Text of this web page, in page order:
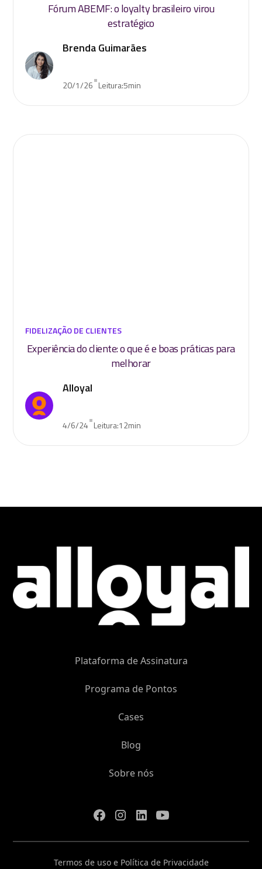
Fórum ABEMF: o loyalty brasileiro virou
estratégico
Brenda Guimarães
20/1/26•Leitura:5min
FIDELIZAÇÃO DE CLIENTES
Experiência do cliente: o que é e boas práticas para
melhorar
Alloyal
4/6/24•Leitura:12min
Plataforma de Assinatura
Programa de Pontos
Cases
Blog
Sobre nós
Termos de uso e Política de Privacidade